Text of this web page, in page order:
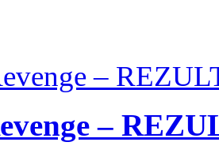
–